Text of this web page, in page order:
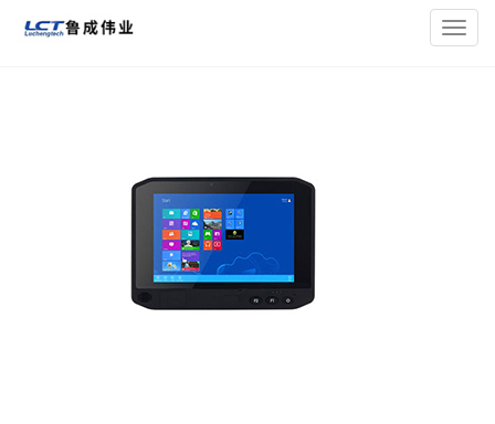
导
航
您的位置：主页
> 8寸手